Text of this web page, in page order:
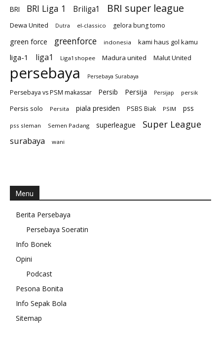
BRI
BRI Liga 1 Briliga1 BRI super league
Dewa United Dutra el-classico gelora bung tomo
green force greenforce indonesia kami haus gol kamu
liga-1 liga1 Liga1shopee Madura united Malut United
persebaya Persebaya Surabaya
Persebaya vs PSM makassar Persib Persija Persijap persik
Persis solo Persita piala presiden PSBS Biak PSIM pss
pss sleman Semen Padang superleague Super League
surabaya wani
Menu
Berita Persebaya
Persebaya Soeratin
Info Bonek
Opini
Podcast
Pesona Bonita
Info Sepak Bola
Sitemap